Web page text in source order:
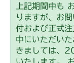
ミ
ミ
上記期間中も
りますが、お
付および正式
中にいただい
きましては、